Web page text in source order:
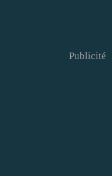
Publicité